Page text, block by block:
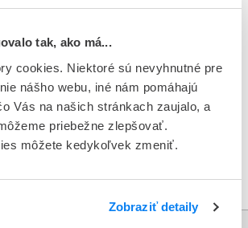
tak, ako má...
cookies. Niektoré sú nevyhnutné pre
nášho webu, iné nám pomáhajú
Vás na našich stránkach zaujalo, a
priebežne zlepšovať.
môžete kedykoľvek zmeniť.
Zobraziť detaily
sú pre pacientov k dispozícii iné lieky
určených na rovnaké indikácie. O
poradiť sa s ošetrujúcim lekárom.
lieku Betalmic 0,5% trhu